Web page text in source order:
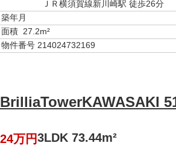
ＪＲ横須賀線新川崎駅 徒歩26分
築年月
面積 27.2m²
物件番号 214024732169
BrilliaTowerKAWASAKI
24万円3LDK 73.44m²